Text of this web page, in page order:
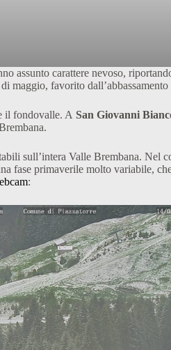
assunto carattere nevoso,
maggio, favorito
il fondovalle. A San Giovanni
sull’intera Valle Brembana. Nel
fase primaverile molto variabile,
: